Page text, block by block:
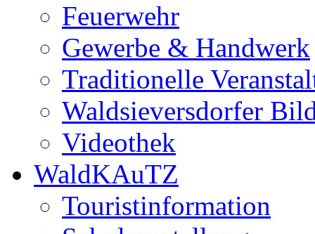
Feuerwehr
Gewerbe & Handwerk
Traditionelle
Waldsieversdorfer
Videothek
WaldKAuTZ
Touristinformation